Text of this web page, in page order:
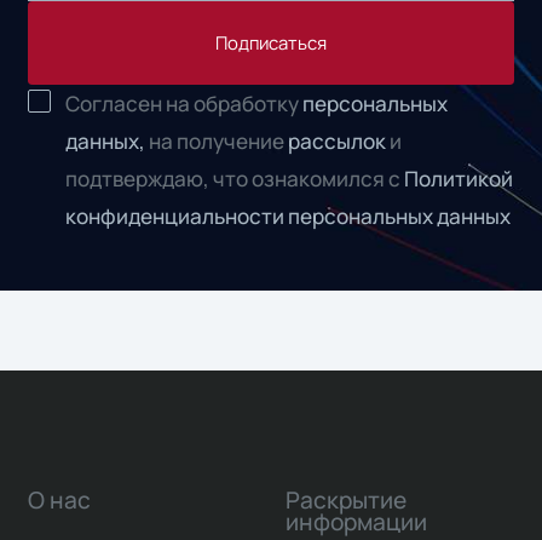
Подписаться
Согласен на обработкуперсональных
данных, на получениерассылоки
подтверждаю, что ознакомился с Политикой
конфиденциальности персональных данных
О нас Раскрытие
информации